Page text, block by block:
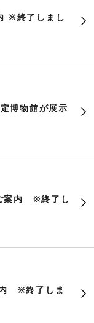
※終了しまし
博物館が展示
案内 ※終了し
内 ※終了しま